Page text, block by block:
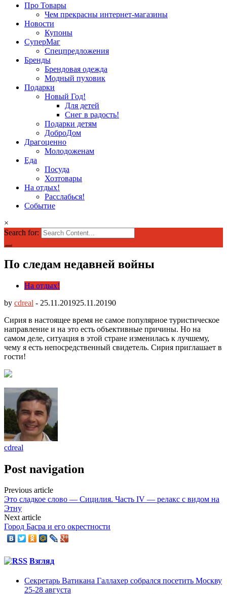
Про Товары
Чем прекрасны интернет-магазины
Новости
Купоны
СуперМаг
Спецпредложения
Бренды
Брендовая одежда
Модный пуховик
Подарки
Новый Год!
Для детей
Снег в радость!
Подарки детям
ДоброДом
Драгоценно
Молодоженам
Еда
Посуда
Хозтовары
На отдых!
Расслабься!
Событие
×
Search for:
По следам недавней войны
На отдых!
by cdreal - 25.11.201925.11.20190
Сирия в настоящее время не самое популярное туристическое
направление и на это есть объективные причины. Но на
самом деле, ситуация в этой стране изменилась к лучшему,
чему я есть непосредственный свидетель. Сирия приглашает в
гости!
cdreal
Post navigation
Previous article
Это сладкое слово — Сицилия. Часть IV — релакс с видом на
Этну
Next article
Город Басра и его окрестности
Взгляд
Секретарь Ватикана Галлахер собрался посетить Москву
25-28 августа